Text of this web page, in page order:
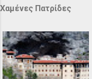
Χαμένες Πατρίδες